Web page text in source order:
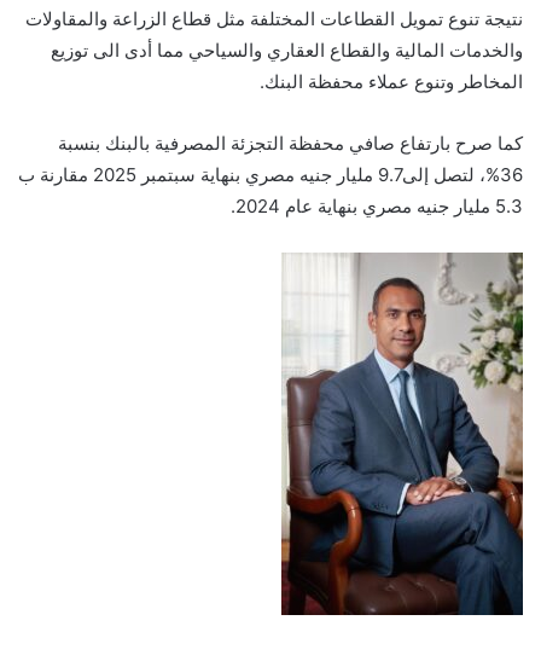
نتيجة تنوع تمويل القطاعات المختلفة مثل قطاع الزراعة والمقاولات
والخدمات المالية والقطاع العقاري والسياحي مما أدى الى توزيع
المخاطر وتنوع عملاء محفظة البنك.
كما صرح بارتفاع صافي محفظة التجزئة المصرفية بالبنك بنسبة
36
%، لتصل إلى9.7 مليار جنيه مصري بنهاية سبتمبر 2025
مقارنة ب
5.3 مليار جنيه مصري بنهاية عام 2024
.